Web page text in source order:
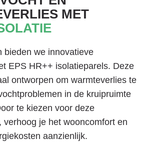
MET
bieden we innovatieve
EPS HR++ isolatieparels. Deze
ontworpen om warmteverlies te
in de kruipruimte
te kiezen voor deze
verhoog je het wooncomfort en
aanzienlijk.